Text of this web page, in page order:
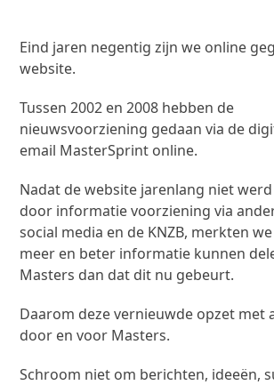
Eind jaren negentig zijn we online
website.
Tussen 2002 en 2008 hebben de
nieuwsvoorziening gedaan via de
email MasterSprint online.
Nadat de website jarenlang niet
door informatie voorziening via
social media en de KNZB, merkten
meer en beter informatie kunnen
Masters dan dat dit nu gebeurt.
Daarom deze vernieuwde opzet met
door en voor Masters.
Schroom niet om berichten, ideeën,